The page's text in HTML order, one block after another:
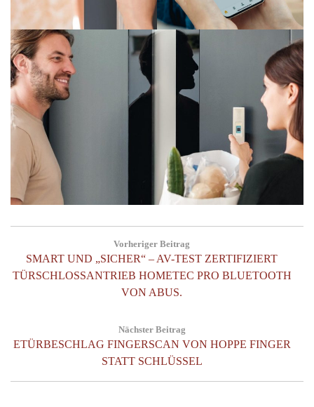
Vorheriger Beitrag
Previous
Post:
SMART UND „SICHER“ – AV-TEST ZERTIFIZIERT
TÜRSCHLOSSANTRIEB HOMETEC PRO BLUETOOTH
VON ABUS.
Nächster Beitrag
Next
ETÜRBESCHLAG FINGERSCAN VON HOPPE FINGER
STATT SCHLÜSSEL